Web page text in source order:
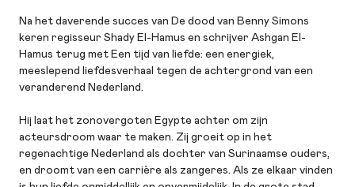
Na het daverende succes van De dood van Benny Simons
keren regisseur Shady El-Hamus en schrijver Ashgan El-
Hamus terug met Een tijd van liefde: een energiek,
meeslepend liefdesverhaal tegen de achtergrond van een
veranderend Nederland.
Hij laat het zonovergoten Egypte achter om zijn
acteursdroom waar te maken. Zij groeit op in het
regenachtige Nederland als dochter van Surinaamse ouders,
en droomt van een carrière als zangeres. Als ze elkaar vinden